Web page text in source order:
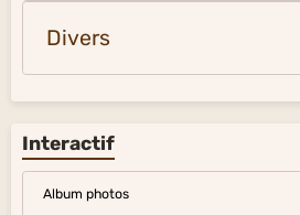
Divers
Interactif
Album photos